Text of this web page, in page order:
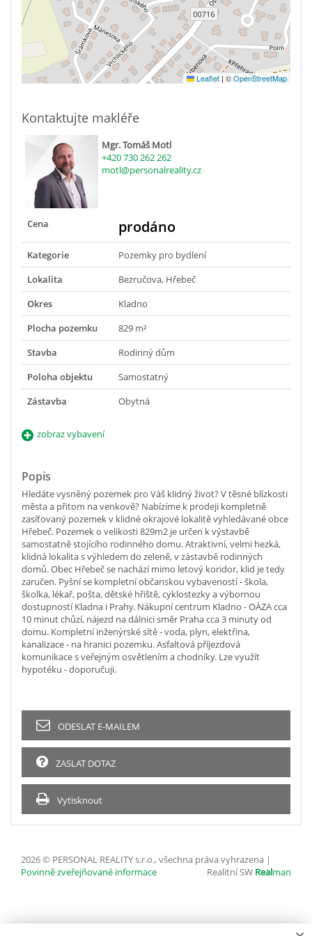
Leaflet | ©OpenStreetMap
Kontaktujte makléře
Mgr. Tomáš Motl
+420 730 262 262
motl@personalreality.cz
Cena prodáno
Kategorie
Pozemky pro bydlení
Lokalita
Bezručova, Hřebeč
Okres
Kladno
Plocha pozemku
829 m²
Stavba
Rodinný dům
Poloha objektu
Samostatný
Zástavba
Obytná
zobraz vybavení
Popis
Hledáte vysněný pozemek pro Váš klidný život? V těsné blízkosti
města a přitom na venkově? Nabízíme k prodeji kompletně
zasíťovaný pozemek v klidné okrajové lokalitě vyhledávané obce
Hřebeč. Pozemek o velikosti 829m2 je určen k výstavbě
samostatně stojícího rodinného domu. Atraktivní, velmi hezká,
klidná lokalita s výhledem do zeleně, v zástavbě rodinných
domů. Obec Hřebeč se nachází mimo letový koridor, klid je tedy
zaručen. Pyšní se kompletní občanskou vybaveností - škola,
školka, lékař, pošta, dětské hřiště, cyklostezky a výbornou
dostupností Kladna i Prahy. Nákupní centrum Kladno - OÁZA cca
10 minut chůzí, nájezd na dálnici směr Praha cca 3 minuty od
domu. Kompletní inženýrské sítě - voda, plyn, elektřina,
kanalizace - na hranici pozemku. Asfaltová příjezdová
komunikace s veřejným osvětlením a chodníky. Lze využít
hypotéku - doporučuji.
ODESLAT E-MAILEM
ZASLAT DOTAZ
Vytisknout
2026 © PERSONAL REALITY s.r.o., všechna práva vyhrazena |
Povinně zveřejňované informace
Realitní SW Realman